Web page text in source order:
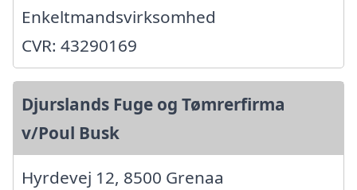
Enkeltmandsvirksomhed
CVR: 43290169
Djurslands Fuge og Tømrerfirma
v/Poul Busk
Hyrdevej 12, 8500 Grenaa